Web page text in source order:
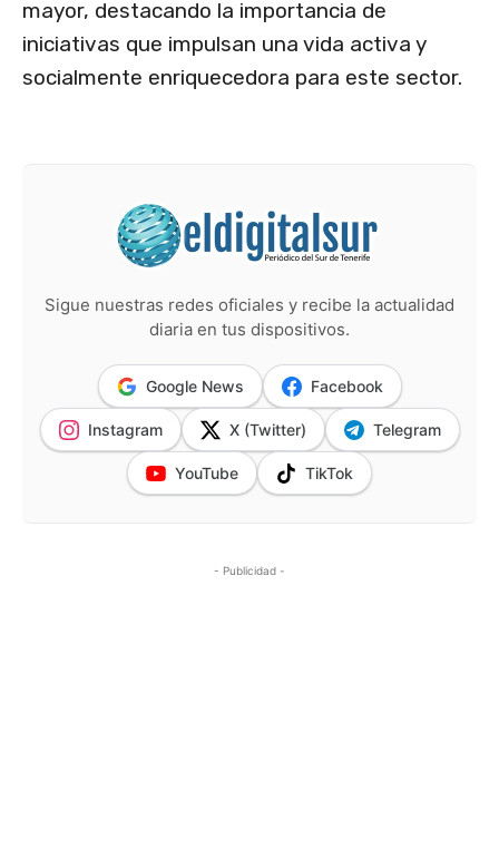
mayor, destacando la importancia de
iniciativas que impulsan una vida activa y
socialmente enriquecedora para este sector.
Sigue nuestras redes oficiales y recibe la actualidad
diaria en tus dispositivos.
Google News Facebook
Instagram X (Twitter) Telegram
YouTube TikTok
- Publicidad -